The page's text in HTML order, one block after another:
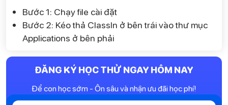
Bước 1: Chạy file cài đặt
Bước 2: Kéo thả ClassIn ở bên trái vào thư mục
Applications ở bên phải
ĐĂNG KÝ HỌC THỬ NGAY HÔM NAY
Để con học sớm - Ôn sâu và nhận ưu đãi học phí!